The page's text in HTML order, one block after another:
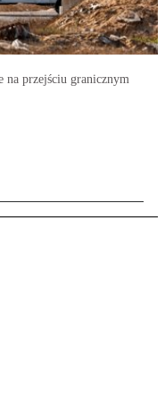
na przejściu granicznym